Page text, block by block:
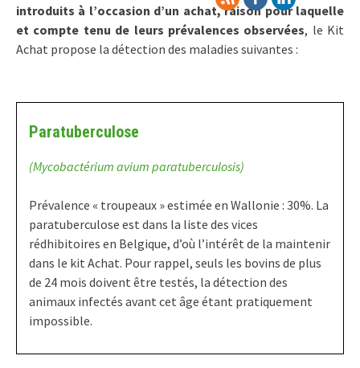
introduits à l’occasion d’un achat, raison pour laquelle
et compte tenu de leurs prévalences observées, le Kit
Achat propose la détection des maladies suivantes :
Paratuberculose
(Mycobactérium avium paratuberculosis)
Prévalence « troupeaux » estimée en Wallonie : 30%. La
paratuberculose est dans la liste des vices
rédhibitoires en Belgique, d’où l’intérêt de la maintenir
dans le kit Achat. Pour rappel, seuls les bovins de plus
de 24 mois doivent être testés, la détection des
animaux infectés avant cet âge étant pratiquement
impossible.